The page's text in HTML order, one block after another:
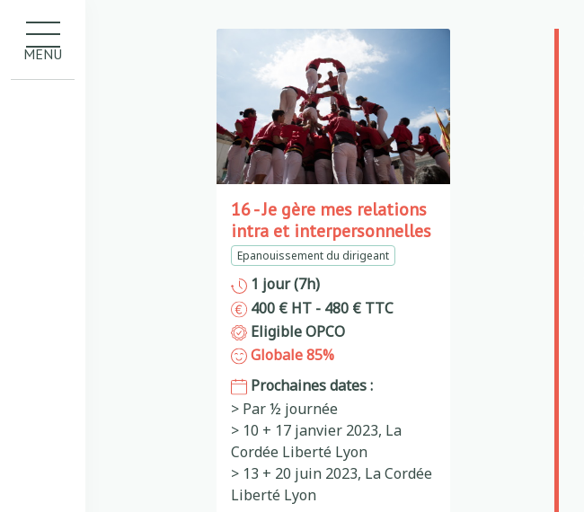
MENU
16 - Je gère mes relations
intra et interpersonnelles
Epanouissement du dirigeant
1 jour (7h)
400 € HT - 480 € TTC
Eligible OPCO
Globale 85%
Prochaines dates :
Par ½ journée
10 + 17 janvier 2023, La
Cordée Liberté Lyon
13 + 20 juin 2023, La Cordée
Liberté Lyon